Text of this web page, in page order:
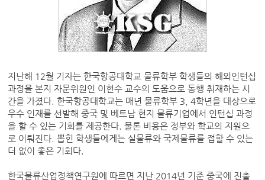
지난해 12월 기자는 한국항공대학교 물류학부 학생들의 해외인턴십
과정을 본지 자문위원인 이헌수 교수의 도움으로 동행 취재하는 시
간을 가졌다. 한국항공대학교는 매년 물류학부 3, 4학년을 대상으로
우수 인재를 선발해 중국 및 베트남 현지 물류기업에서 인턴십 과정
을 할 수 있는 기회를 제공한다. 물론 비용은 정부와 학교의 지원으
로 이뤄진다. 뽑힌 학생들에게는 실물류와 국제물류를 접할 수 있는
더 없이 좋은 기회다.
한국물류산업정책연구원에 따르면 지난 2014년 기준 중국에 진출